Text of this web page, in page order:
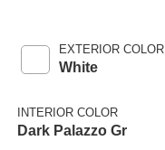
EXTERIOR COLOR
White
INTERIOR COLOR
Dark Palazzo Gr